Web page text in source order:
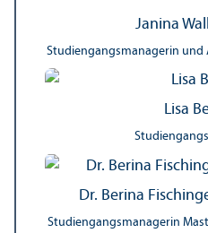
Janina
Studien­gangs­managerin
Lisa
Dr. Berina
Studien­gangs­managerin